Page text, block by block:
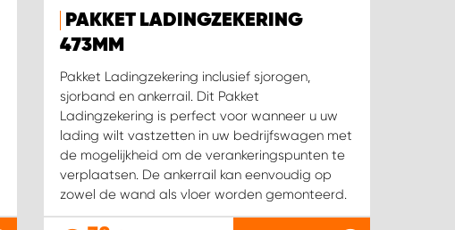
PAKKET LADINGZEKERING
473MM
Pakket Ladingzekering inclusief sjorogen,
sjorband en ankerrail. Dit Pakket
Ladingzekering is perfect voor wanneer u uw
lading wilt vastzetten in uw bedrijfswagen met
de mogelijkheid om de verankeringspunten te
verplaatsen. De ankerrail kan eenvoudig op
zowel de wand als vloer worden gemonteerd.